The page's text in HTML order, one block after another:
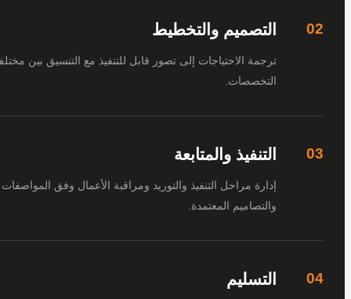
التصميم والتخطيط
ترجمة الاحتياجات إلى تصور قابل للتنفيذ مع التنسيق بين مختلف
التخصصات.
التنفيذ والمتابعة
إدارة مراحل التنفيذ والتوريد ومراقبة الأعمال وفق المواصفات
والتصاميم المعتمدة.
التسليم